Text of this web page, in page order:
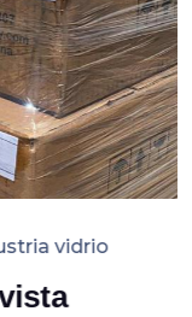
vidrio